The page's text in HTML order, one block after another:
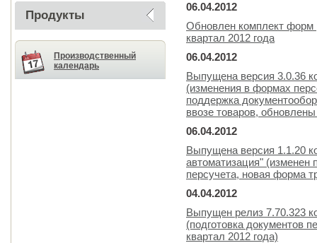
Продукты
Производственный
календарь
06.04.2012
Обновлен комплект форм
квартал 2012 года
06.04.2012
Выпущена версия 3.0.36
(изменения в формах
поддержка
ввозе товаров,
06.04.2012
Выпущена версия 1.1.20
автоматизация" (изменен
персучета, новая форма
04.04.2012
Выпущен релиз 7.70.323
(подготовка документов
квартал 2012 года)